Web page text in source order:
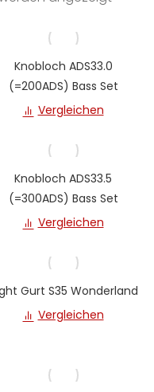
Knobloch ADS33.0
(=200ADS) Bass Set
Vergleichen
Knobloch ADS33.5
(=300ADS) Bass Set
Vergleichen
Gurt S35 Wonderland
Vergleichen